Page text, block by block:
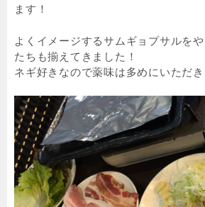
ます！
よくイメージするサムギョプサルを
たちも揃えてきました！
ネギ好きなので薬味は多めにいただき